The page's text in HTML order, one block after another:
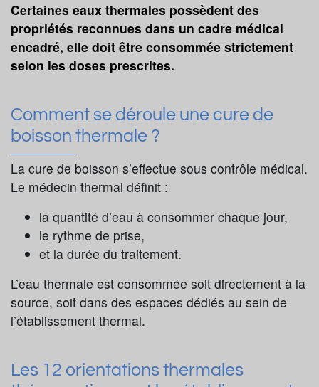
Certaines eaux thermales possèdent des
propriétés reconnues dans un cadre médical
encadré, elle doit être consommée strictement
selon les doses prescrites.
Comment se déroule une cure de
boisson thermale ?
La cure de boisson s’effectue sous contrôle médical.
Le médecin thermal définit :
la quantité d’eau à consommer chaque jour,
le rythme de prise,
et la durée du traitement.
L’eau thermale est consommée soit directement à la
source, soit dans des espaces dédiés au sein de
l’établissement thermal.
Les 12 orientations thermales